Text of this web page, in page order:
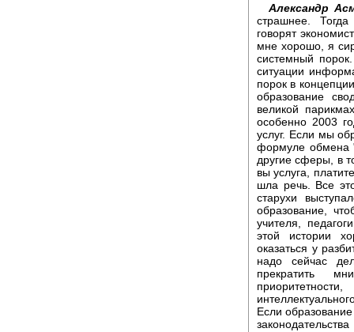
Александр
страшнее.
говорят
мне хорошо, я
системный
ситуации
порок в
образование
великой
особенно 2003
услуг. Если мы
формуле обмена
другие сферы, в
вы услуга,
шла речь. Все
старухи
образование,
учителя,
этой истории
оказаться у
надо сейчас
прекратить
Если